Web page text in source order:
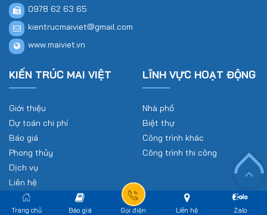
0978 62 63 65
kientrucmaiviet@gmail.com
www.maiviet.vn
KIẾN TRÚC MAI VIỆT
Giới thiệu
Dự toán chi phí
Báo giá
Phong thủy
Dịch vụ
Liên hệ
LĨNH VỰC HOẠT ĐỘNG
Nhà phố
Biệt thự
Công trình khác
Công trình thi công
ĐĂNG KÝ NHẬN EMAIL
Trang chủ Báo giá Gọi điện Liên hệ Zalo